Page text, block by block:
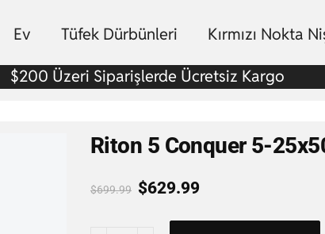
Ev Tüfek Dürbünleri Kırmızı Nokta
$200 Üzeri Siparişlerde Ücretsiz Kargo
Riton 5 Conquer 5-
$699.99 $629.99